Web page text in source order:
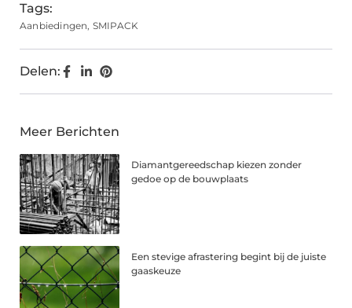
Tags:
Aanbiedingen, SMIPACK
Delen:
Meer Berichten
Diamantgereedschap kiezen zonder
gedoe op de bouwplaats
Een stevige afrastering begint bij de juiste
gaaskeuze